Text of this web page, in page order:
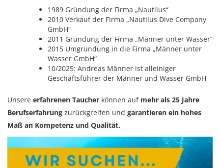
1989 Gründung der Firma „Nautilus“
2010 Verkauf der Firma „Nautilus Dive Company
GmbH“
2011 Gründung der Firma „Männer unter Wasser“
2015 Umgründung in die Firma „Männer unter
Wasser GmbH“
10/2025: Andreas Männer ist alleiniger
Geschäftsführer der Männer und Wasser GmbH
Unsere erfahrenen Taucher können auf mehr als 25 Jahre
Berufserfahrung zurückgreifen und garantieren ein hohes
Maß an Kompetenz und Qualität.